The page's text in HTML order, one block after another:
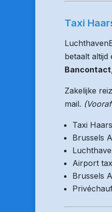
Taxi
betaalt
Zakelijke
mail.
Taxi
Brussels
Airport
Brussels